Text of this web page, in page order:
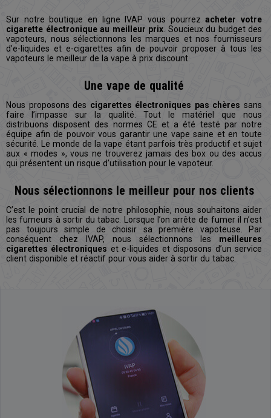
Sur notre boutique en ligne IVAP vous pourrezacheter votre
cigarette électronique au meilleur prix. Soucieux du budget des
vapoteurs, nous sélectionnons les marques et nos fournisseurs
d’e-liquides et e-cigarettes afin de pouvoir proposer à tous les
vapoteurs le meilleur de la vape à prix discount.
Une vape de qualité
Nous proposons des cigarettes électroniques pas chères sans
faire l’impasse sur la qualité. Tout le matériel que nous
distribuons disposent des normes CE et a été testé par notre
équipe afin de pouvoir vous garantir une vape saine et en toute
sécurité. Le monde de la vape étant parfois très productif et sujet
aux « modes », vous ne trouverez jamais des box ou des accus
qui présentent un risque d’utilisation pour le vapoteur.
Nous sélectionnons le meilleur pour nos clients
C’est le point crucial de notre philosophie, nous souhaitons aider
les fumeurs à sortir du tabac. Lorsque l’on arrête de fumer il n’est
pas toujours simple de choisir sa première vapoteuse. Par
conséquent chez IVAP, nous sélectionnons les meilleures
cigarettes électroniques et e-liquides et disposons d’un service
client disponible et réactif pour vous aider à sortir du tabac.